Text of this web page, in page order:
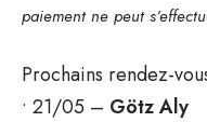
paiement ne peut
Prochains rendez-
• 21/05 – Götz Aly